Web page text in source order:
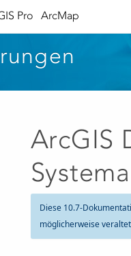
Pro ArcMap
ArcGIS
Diese 10.7-
möglicherweise